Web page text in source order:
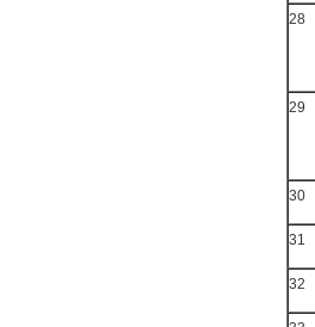
28
29
30
31
32